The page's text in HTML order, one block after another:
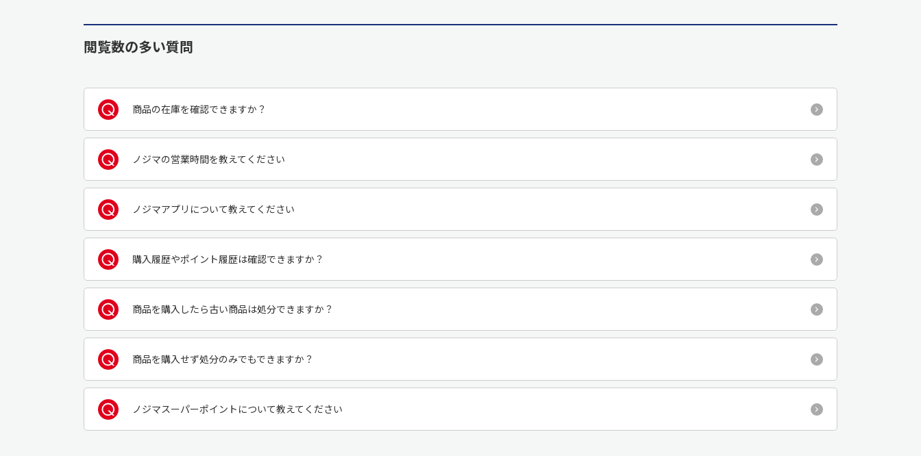
閲覧数の多い質問
商品の在庫を確認できますか？
ノジマの営業時間を教えてください
ノジマアプリについて教えてください
購入履歴やポイント履歴は確認できますか？
商品を購入したら古い商品は処分できますか？
商品を購入せず処分のみでもできますか？
ノジマスーパーポイントについて教えてください